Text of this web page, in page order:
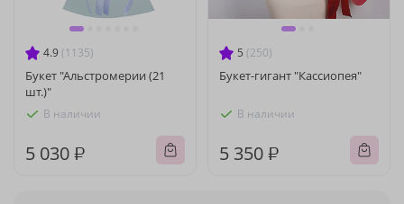
4.9 (1135)
Букет "Альстромерии (21
шт.)"
В наличии
5 030 ₽
5 (250)
Букет-гигант "Кассиопея"
В наличии
5 350 ₽